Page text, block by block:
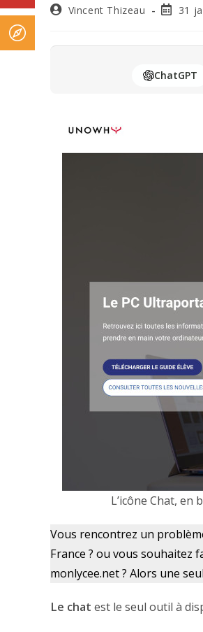
Vincent Thizeau 31
ChatGPT
L’icône Chat, en
Vous rencontrez un
France ? ou vous souhaitez
monlycee.net ? Alors une
Le chat est le seul outil à